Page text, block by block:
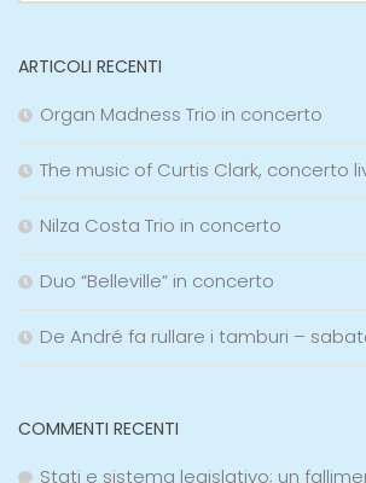
ARTICOLI RECENTI
Organ Madness Trio in concerto
The music of Curtis Clark, concerto
Nilza Costa Trio in concerto
Duo “Belleville” in concerto
De André fa rullare i tamburi –
COMMENTI RECENTI
Stati e sistema legislativo; un